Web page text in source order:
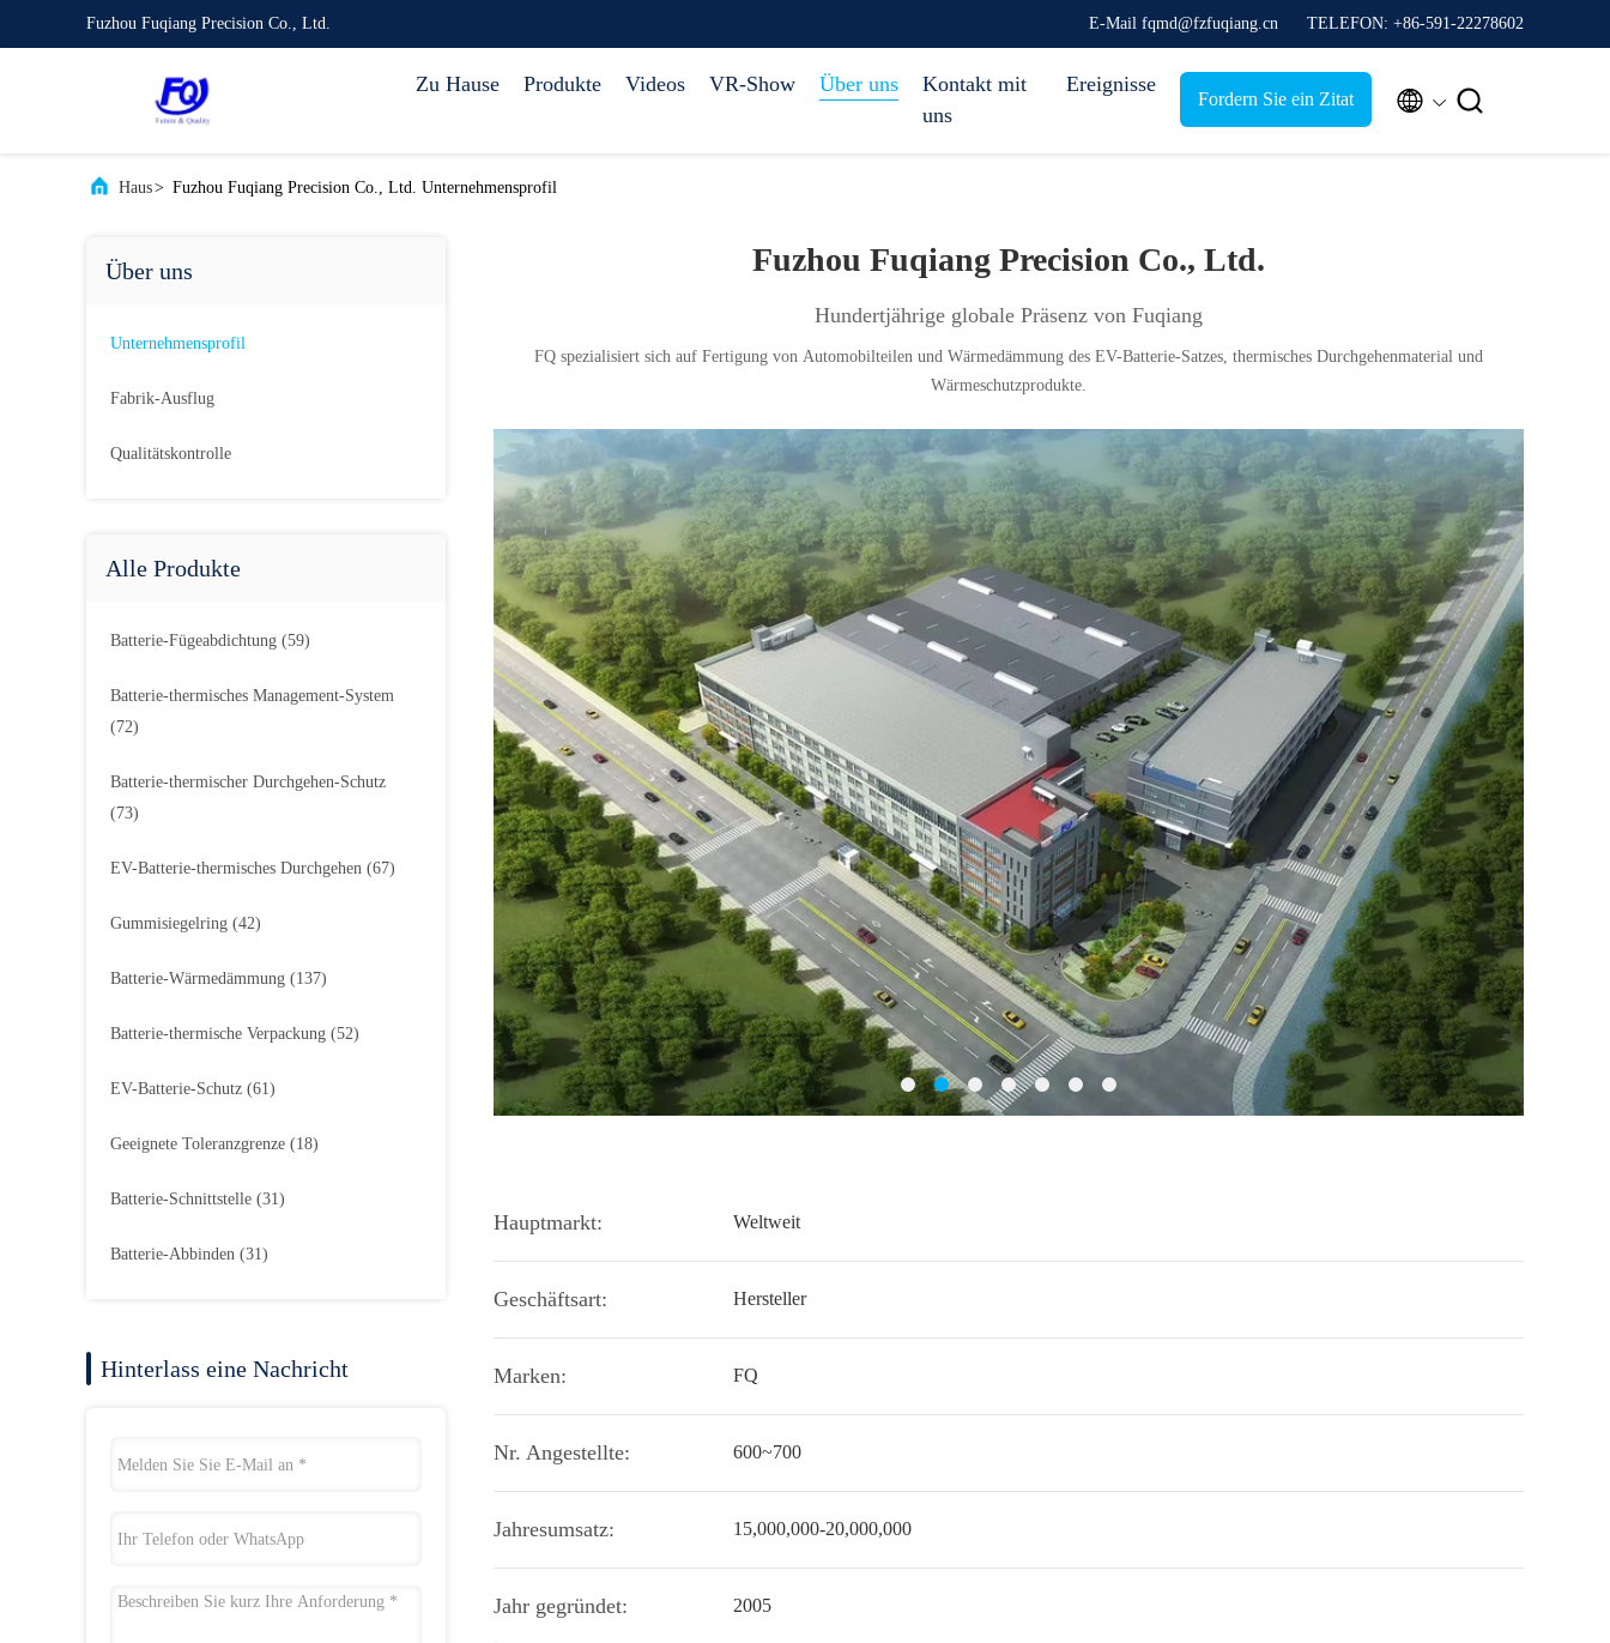
Fuzhou Fuqiang Precision Co., Ltd. E-Mail fqmd@fzfuqiang.cn TELEFON: +86-591-22278602
Zu Hause Produkte Videos VR-Show Über uns
Kontakt mit
uns
Ereignisse
Fordern Sie ein Zitat  
Haus> Fuzhou Fuqiang Precision Co., Ltd. Unternehmensprofil
Über uns
Unternehmensprofil
Fabrik-Ausflug
Qualitätskontrolle
Alle Produkte
Batterie-Fügeabdichtung (59)
Batterie-thermisches Management-System
(72)
Batterie-thermischer Durchgehen-Schutz
(73)
EV-Batterie-thermisches Durchgehen (67)
Gummisiegelring (42)
Batterie-Wärmedämmung (137)
Batterie-thermische Verpackung (52)
EV-Batterie-Schutz (61)
Geeignete Toleranzgrenze (18)
Batterie-Schnittstelle (31)
Batterie-Abbinden (31)
Hinterlass eine Nachricht
Fuzhou Fuqiang Precision Co., Ltd.
Hundertjährige globale Präsenz von Fuqiang
FQ spezialisiert sich auf Fertigung von Automobilteilen und Wärmedämmung des EV-Batterie-Satzes, thermisches Durchgehenmaterial und
Wärmeschutzprodukte.
Hauptmarkt: Weltweit
Geschäftsart: Hersteller
Marken: FQ
Nr. Angestellte: 600~700
Jahresumsatz: 15,000,000-20,000,000
Jahr gegründet: 2005